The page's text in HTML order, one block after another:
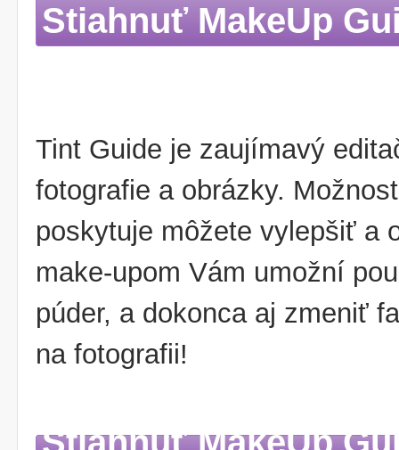
Stiahnuť MakeUp
Tint Guide je zaujímavý
fotografie a obrázky.
poskytuje môžete vylepšiť a
make-upom Vám umožní
púder, a dokonca aj zmeniť
na fotografii!
Stiahnuť MakeUp